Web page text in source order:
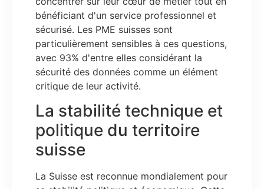
bénéficiant d'un service professionnel et
sécurisé. Les PME suisses sont
particulièrement sensibles à ces questions,
avec 93% d'entre elles considérant la
sécurité des données comme un élément
critique de leur activité.
La stabilité technique et
politique du territoire
suisse
La Suisse est reconnue mondialement pour